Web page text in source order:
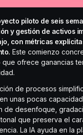
piloto de seis
y gestión de activos
con métricas
Este comienzo
ofrece ganancias
de procesos
unas pocas
de desenfoque,
que preserva el
La IA ayuda en la